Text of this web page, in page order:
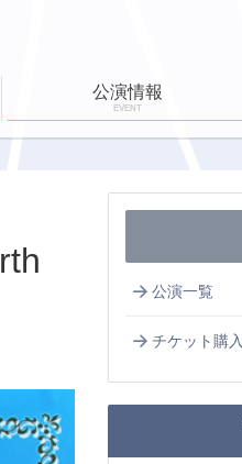
公演情報
EVENT
公演一覧
チケット購入